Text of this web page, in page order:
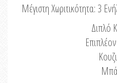
Μέγιστη Χωριτικότητα: 3
Διπλό